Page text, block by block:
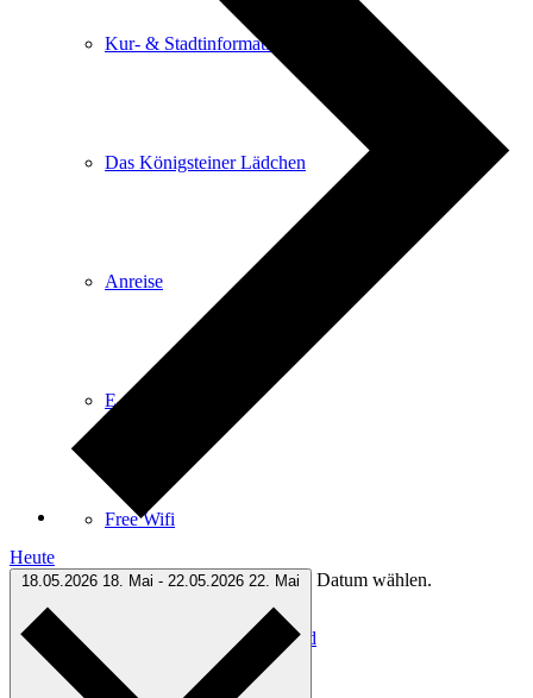
Kur- & Stadtinformation
Das Königsteiner Lädchen
Anreise
E-Car-Sharing
Free Wifi
Infomaterial zum Download
Heute
18.05.2026 18. Mai - 22.05.2026 22. Mai Datum wählen.